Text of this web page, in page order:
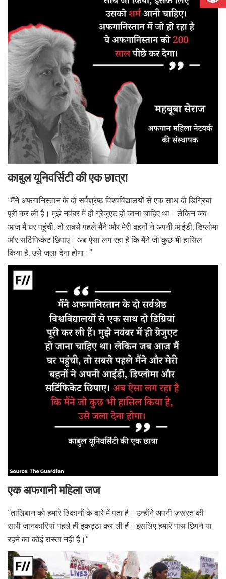
काबुल यूनिवर्सिटी की एक छात्रा
“मैंने अफगानिस्तान के दो सर्वश्रेष्ठ विश्वविद्यालयों से एक साथ दो डिग्रियां
पूरी कर ली हैं। मुझे नवंबर में ही ग्रेजुएट हो जाना चाहिए था। लेकिन जब
आज मैं घर पहुंची, तो सबसे पहले मैंने और मेरी बहनों ने अपनी आईडी, डिप्लोमा
और सर्टिफिकेट छिपाए। अब ऐसा लग रहा है कि मैंने जो कुछ भी हासिल
किया है, उसे जला देना होगा।”
एक अफगानी महिला जज
“तालिबान को हमारे ठिकानों के बारे में पता है। उन्होंने अपनी ज़रूरत की
सारी जानकारियां पहले ही इकट्ठा कर ली हैं। इसलिए हमारे पास छिपने या
रहने का कोई रास्ता नहीं है।”